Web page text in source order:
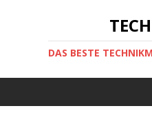
DAS BESTE